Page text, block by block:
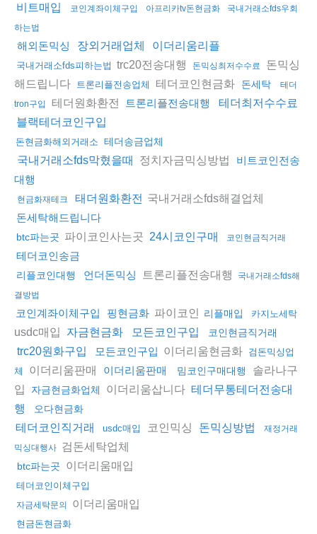
비트매입 코인계좌이체구입 아프리카tv돈현금화
국내거래소fds우회
하는법
해외돈믹싱 장외거래업체 이더리움리플
국내거래소fds피하는법 trc20전송대행 돈믹싱최저수수료
돈믹싱
해드립니다
트론리플전송업체 테더코인현금화 돈세탁
테더
tron구입
테더원화환전 트론리플전송대행
테더최저수수료
블랙테더코인구입
돈현금화해외거래소 테더송금업체
국내거래소fds막혔을때 정치자금믹싱방법
비트코인전송
대행
현금화재테크 태더원화환전 국내거래소fds해결업체
돈세탁해드립니다
btc파는곳 파이코인사는곳 24시코인구매 코인현금직거래
테더코인송금
리플코인대행 언더돈믹싱 트론리플전송대행
국내거래소fds해
결방법
코인계좌이체구입 핑현금화 파이코인 리플매입 카지노세탁
usdc매입 자금현금화 모든코인구입 코인현금직거래
trc20원화구입 모든코인구입 이더리움현금화 검돈믹싱업
체
이더리움판매 이더리움판매 밈코인구매대행
솔라나구
입
자금현금화업체 이더리움삽니다 테더무통테더전송대
행
오다현금화
테더코인직거래 usdc매입 코인믹싱 돈믹싱방법
재정거래
믹싱대행사 검돈세탁업체
btc파는곳 이더리움매입
테더코인이체구입
자금세탁문의 이더리움매입
현금돈현금화